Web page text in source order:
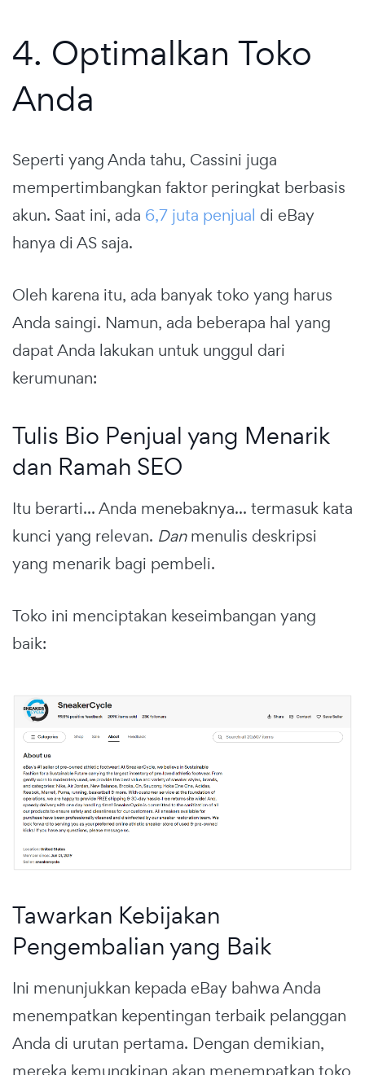
4. Optimalkan Toko
Anda
Seperti yang Anda tahu, Cassini juga
mempertimbangkan faktor peringkat berbasis
akun. Saat ini, ada 6,7 juta penjual di eBay
hanya di AS saja.
Oleh karena itu, ada banyak toko yang harus
Anda saingi. Namun, ada beberapa hal yang
dapat Anda lakukan untuk unggul dari
kerumunan:
Tulis Bio Penjual yang Menarik
dan Ramah SEO
Itu berarti... Anda menebaknya... termasuk kata
kunci yang relevan. Danmenulis deskripsi
yang menarik bagi pembeli.
Toko ini menciptakan keseimbangan yang
baik:
Tawarkan Kebijakan
Pengembalian yang Baik
Ini menunjukkan kepada eBay bahwa Anda
menempatkan kepentingan terbaik pelanggan
Anda di urutan pertama. Dengan demikian,
mereka kemungkinan akan menempatkan toko